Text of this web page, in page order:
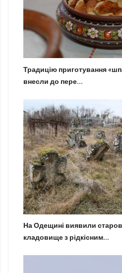
Традицію приготування
внесли до пере...
На Одещині виявили
кладовище з рідкісним...